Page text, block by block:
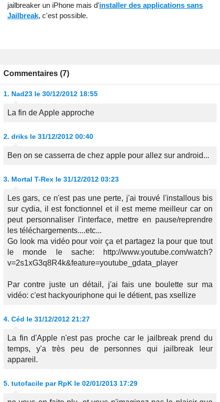
jailbreaker un iPhone mais d'installer des applications sans
Jailbreak, c'est possible.
Commentaires (7)
1. Nad23 le 30/12/2012 18:55
La fin de Apple approche
2. driks le 31/12/2012 00:40
Ben on se casserra de chez apple pour allez sur android...
3. Mortal T-Rex le 31/12/2012 03:23
Les gars, ce n'est pas une perte, j'ai trouvé l'installous bis
sur cydia, il est fonctionnel et il est meme meilleur car on
peut personnaliser l'interface, mettre en pause/reprendre
les téléchargements....etc...
Go look ma vidéo pour voir ça et partagez la pour que tout
le monde le sache: http://www.youtube.com/watch?
v=2s1xG3q8R4k&feature=youtube_gdata_player
Par contre juste un détail, j'ai fais une boulette sur ma
vidéo: c'est hackyouriphone qui le détient, pas xsellize
4. Céd le 31/12/2012 21:27
La fin d'Apple n'est pas proche car le jailbreak prend du
temps, y'a très peu de personnes qui jailbreak leur
appareil.
5. tutofacile par RpK le 02/01/2013 17:29